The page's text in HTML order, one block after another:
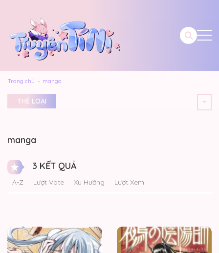
Trang chủ manga
THỂ LOẠI
manga
3 KẾT QUẢ
A-Z Lượt Vote Xu Hướng Lượt Xem